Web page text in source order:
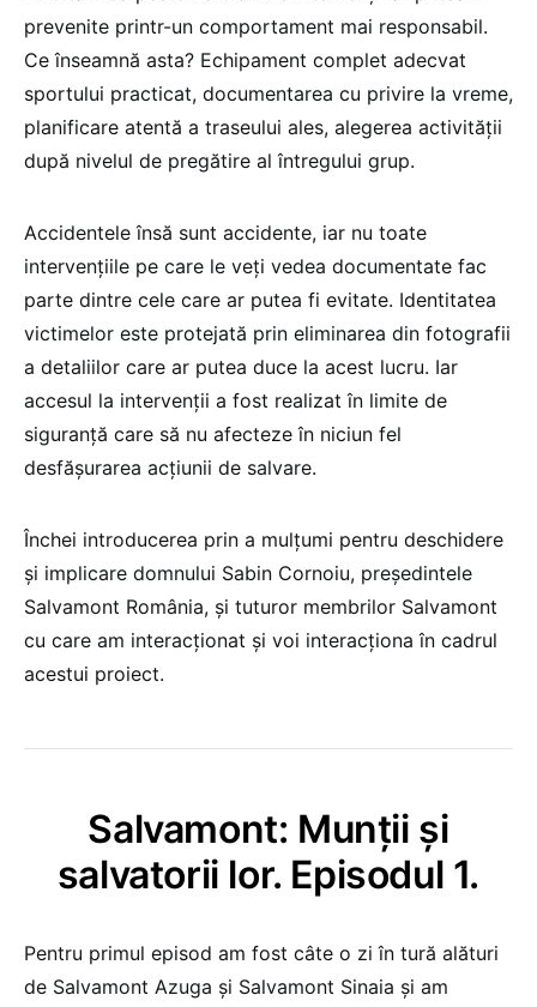
prevenite printr-un comportament mai responsabil.
Ce înseamnă asta? Echipament complet adecvat
sportului practicat, documentarea cu privire la vreme,
planificare atentă a traseului ales, alegerea activității
după nivelul de pregătire al întregului grup.
Accidentele însă sunt accidente, iar nu toate
intervențiile pe care le veți vedea documentate fac
parte dintre cele care ar putea fi evitate. Identitatea
victimelor este protejată prin eliminarea din fotografii
a detaliilor care ar putea duce la acest lucru. Iar
accesul la intervenții a fost realizat în limite de
siguranță care să nu afecteze în niciun fel
desfășurarea acțiunii de salvare.
Închei introducerea prin a mulțumi pentru deschidere
și implicare domnului Sabin Cornoiu, președintele
Salvamont România, și tuturor membrilor Salvamont
cu care am interacționat și voi interacționa în cadrul
acestui proiect.
Salvamont: Munții și
salvatorii lor. Episodul 1.
Pentru primul episod am fost câte o zi în tură alături
de Salvamont Azuga și Salvamont Sinaia și am